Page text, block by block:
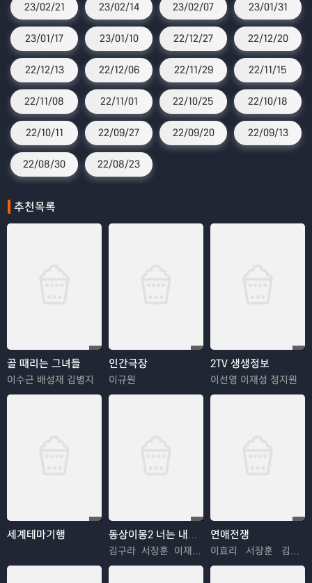
23/02/21 23/02/14 23/02/07 23/01/31
23/01/17 23/01/10 22/12/27 22/12/20
22/12/13 22/12/06 22/11/29 22/11/15
22/11/08 22/11/01 22/10/25 22/10/18
22/10/11 22/09/27 22/09/20 22/09/13
22/08/30 22/08/23
추천목록
골 때리는 그녀들
이수근 배성재 김병지
인간극장
이규원
2TV 생생정보
이선영 이재성 정지원
세계테마기행 동상이몽2 너는 내운명
김구라 서장훈 이재명 추자현 김수용 김혜경 우효광 김진아
연애전쟁
이효리 서장훈 김희철